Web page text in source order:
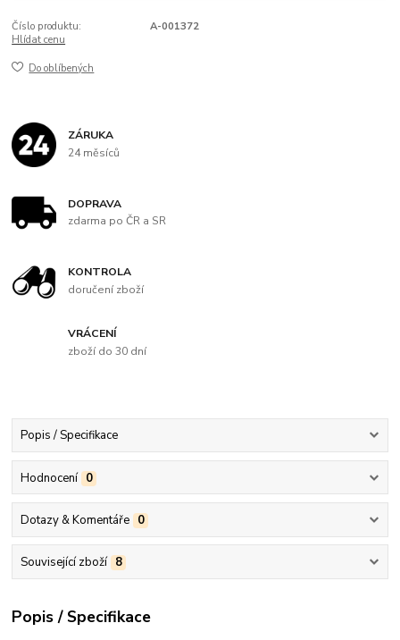
Číslo produktu:
A-001372
Hlídat cenu
Do oblíbených
ZÁRUKA
24 měsíců
DOPRAVA
zdarma po ČR a SR
KONTROLA
doručení zboží
VRÁCENÍ
zboží do 30 dní
Popis / Specifikace
Hodnocení 0
Dotazy & Komentáře 0
Související zboží 8
Popis / Specifikace